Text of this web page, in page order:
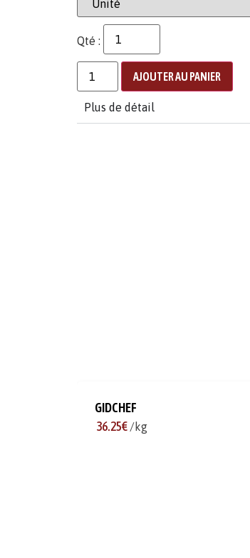
Qté :
AJOUTER AU PANIER
Plus de détail
GIDCHEF
36.25€ /kg